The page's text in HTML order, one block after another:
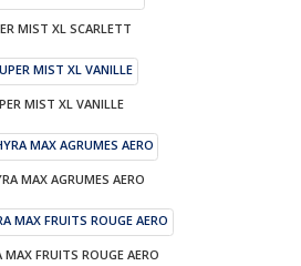
MIST XL SCARLETT
MIST XL VANILLE
MAX AGRUMES AERO
MAX FRUITS ROUGE AERO